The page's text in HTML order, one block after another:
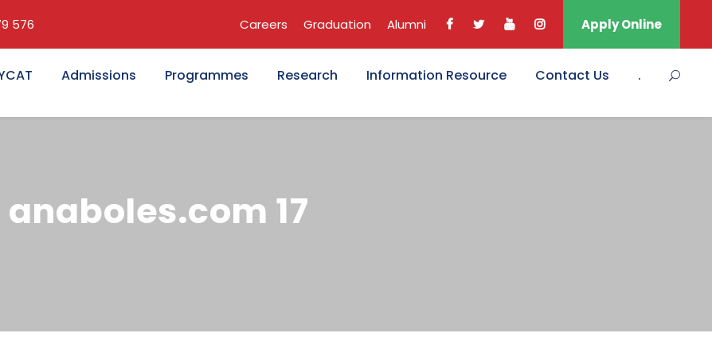
576 Careers Graduation Alumni Apply Online
Admissions Programmes Research Information Resource Contact Us .
17